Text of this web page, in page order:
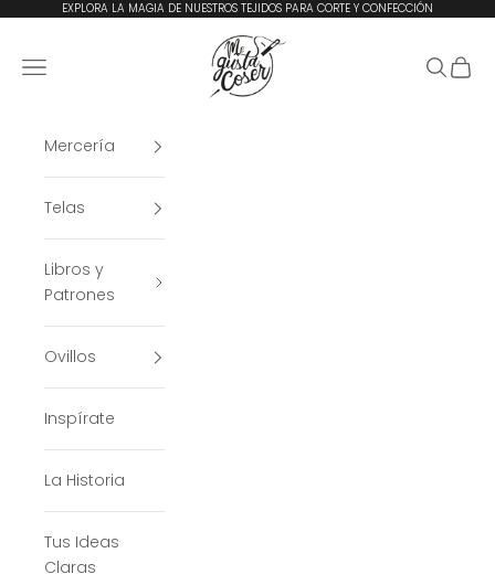
Ir al contenidoEXPLORA LA MAGIA DE NUESTROS TEJIDOS PARA CORTE Y CONFECCIÓN
Me Gusta Coser
Menú
Buscar
Cesta
Mercería
Telas
Libros y
Patrones
Ovillos
Inspírate
La Historia
Tus Ideas
Claras